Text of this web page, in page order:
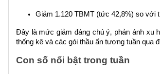
Giảm 1.120 TBMT (tức 42,8%) so với
Đây là mức giảm đáng chú ý, phản ánh xu
thống kê và các gói thầu ấn tượng tuần qua
Con số nổi bật trong tuần